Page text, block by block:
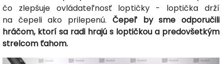
čo zlepšuje ovládateľnosť loptičky - loptička drží
na čepeli ako prilepenú. Čepeľ by sme odporučili
hráčom, ktorí sa radi hrajú s loptičkou a predovšetkým
strelcom ťahom.